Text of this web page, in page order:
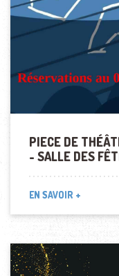
PIECE DE
- SALLE DES
EN SAVOIR +